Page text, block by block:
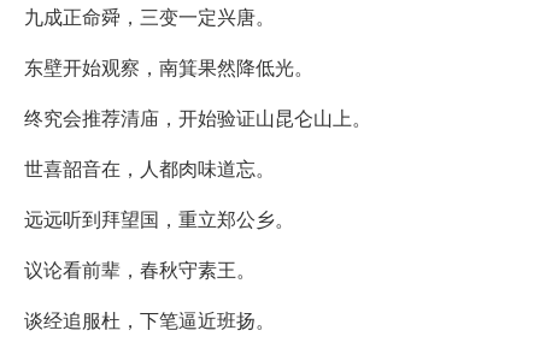
九成正命舜，三变一定兴唐。
东壁开始观察，南箕果然降低光。
终究会推荐清庙，开始验证山昆仑山上。
世喜韶音在，人都肉味道忘。
远远听到拜望国，重立郑公乡。
议论看前辈，春秋守素王。
谈经追服杜，下笔逼近班扬。